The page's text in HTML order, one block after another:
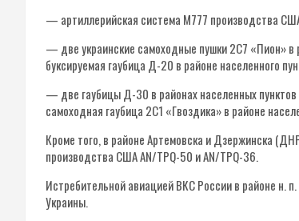
— артиллерийская система М777 производства
— две украинские самоходные пушки 2С7 «Пион» в
буксируемая гаубица Д-20 в районе населенного
— две гаубицы Д-30 в районах населенных
самоходная гаубица 2С1 «Гвоздика» в районе
Кроме того, в районе Артемовска и Дзержинска
производства США AN/TPQ-50 и AN/TPQ-36.
Истребительной авиацией ВКС России в районе н.
Украины.